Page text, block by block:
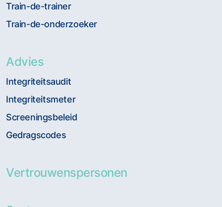
Train-de-trainer
Train-de-onderzoeker
Advies
Integriteitsaudit
Integriteitsmeter
Screeningsbeleid
Gedragscodes
Vertrouwenspersonen